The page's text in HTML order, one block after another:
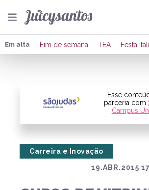
Em alta Fim de semana TEA Festa
Esse
parceria com
Campus
19.ABR.2015
Carreira e Inovação